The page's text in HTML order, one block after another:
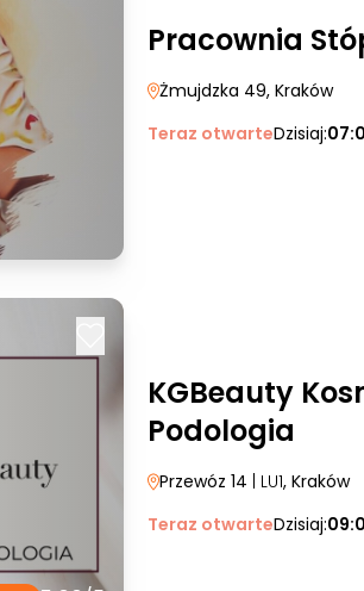
Pracownia
Żmujdzka 49, Kraków
Teraz otwarteDzisiaj:
KGBeauty
Podologia
Przewóz 14 | LU1, Kraków
Teraz otwarteDzisiaj: